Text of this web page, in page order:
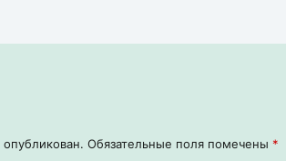
Обязательные поля помечены *